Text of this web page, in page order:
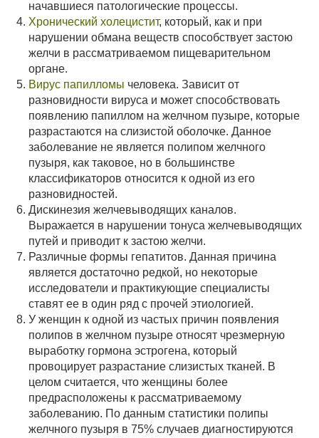
начавшиеся патологические процессы.
Хронический холецистит, который, как и при
нарушении обмана веществ способствует застою
желчи в рассматриваемом пищеварительном
органе.
Вирус папилломы человека. Зависит от
разновидности вируса и может способствовать
появлению папиллом на желчном пузыре, которые
разрастаются на слизистой оболочке. Данное
заболевание не является полипом желчного
пузыря, как таковое, но в большинстве
классификаторов относится к одной из его
разновидностей.
Дискинезия желчевыводящих каналов.
Выражается в нарушении тонуса желчевыводящих
путей и приводит к застою желчи.
Различные формы гепатитов. Данная причина
является достаточно редкой, но некоторые
исследователи и практикующие специалисты
ставят ее в один ряд с прочей этиологией.
У женщин к одной из частых причин появления
полипов в желчном пузыре относят чрезмерную
выработку гормона эстрогена, который
провоцирует разрастание слизистых тканей. В
целом считается, что женщины более
предрасположены к рассматриваемому
заболеванию. По данным статистики полипы
желчного пузыря в 75% случаев диагностируются